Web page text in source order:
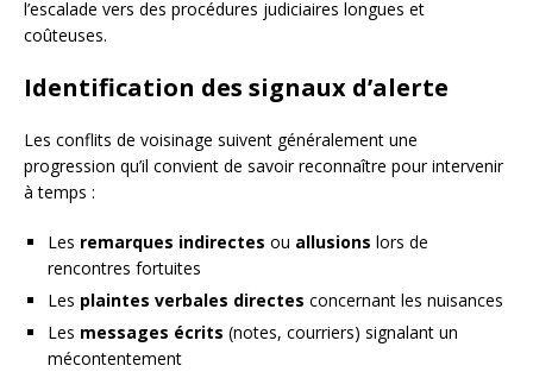
l’escalade vers des procédures judiciaires longues et
coûteuses.
Identification des signaux d’alerte
Les conflits de voisinage suivent généralement une
progression qu’il convient de savoir reconnaître pour intervenir
à temps :
Les remarques indirectes ou allusions lors de
rencontres fortuites
Les plaintes verbales directes concernant les nuisances
Les messages écrits (notes, courriers) signalant un
mécontentement